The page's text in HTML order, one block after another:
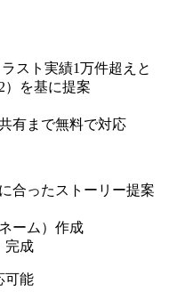
スト実績1万件超え と
を基に提案
有まで無料で対応
合ったストーリー提案
ーム）作成
完成
可能